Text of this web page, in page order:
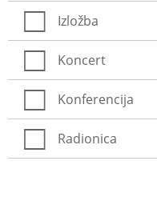
Izložba
Koncert
Konferencija
Radionica